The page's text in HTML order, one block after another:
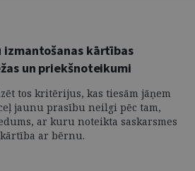
izmantošanas kārtības
un priekšnoteikumi
tos kritērijus, kas tiesām jāņem
jaunu prasību neilgi pēc tam,
ar kuru noteikta saskarsmes
ar bērnu.